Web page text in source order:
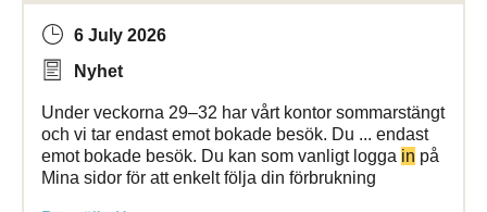
6 July 2026
Nyhet
Under veckorna 29–32 har vårt kontor sommarstängt
och vi tar endast emot bokade besök. Du ... endast
emot bokade besök. Du kan som vanligt logga in på
Mina sidor för att enkelt följa din förbrukning